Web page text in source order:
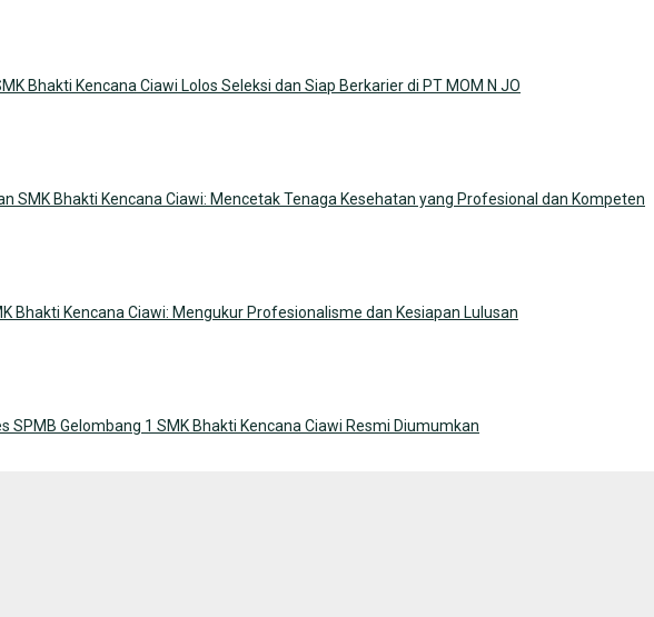
Bhakti Kencana Ciawi Lolos Seleksi dan Siap Berkarier di PT MOM N JO
SMK Bhakti Kencana Ciawi: Mencetak Tenaga Kesehatan yang Profesional dan Kompeten
Bhakti Kencana Ciawi: Mengukur Profesionalisme dan Kesiapan Lulusan
SPMB Gelombang 1 SMK Bhakti Kencana Ciawi Resmi Diumumkan